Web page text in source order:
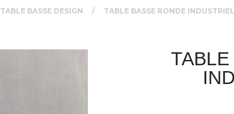
TABLE BASSE DESIGN TABLE BASSE RONDE